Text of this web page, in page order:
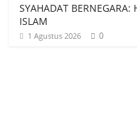
SYAHADAT BERNEGARA:
ISLAM
1 Agustus 2026 0